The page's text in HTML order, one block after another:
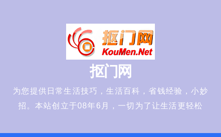
抠门网
为您提供日常生活技巧，生活百科，省钱经验，小妙
招。本站创立于08年6月，一切为了让生活更轻松